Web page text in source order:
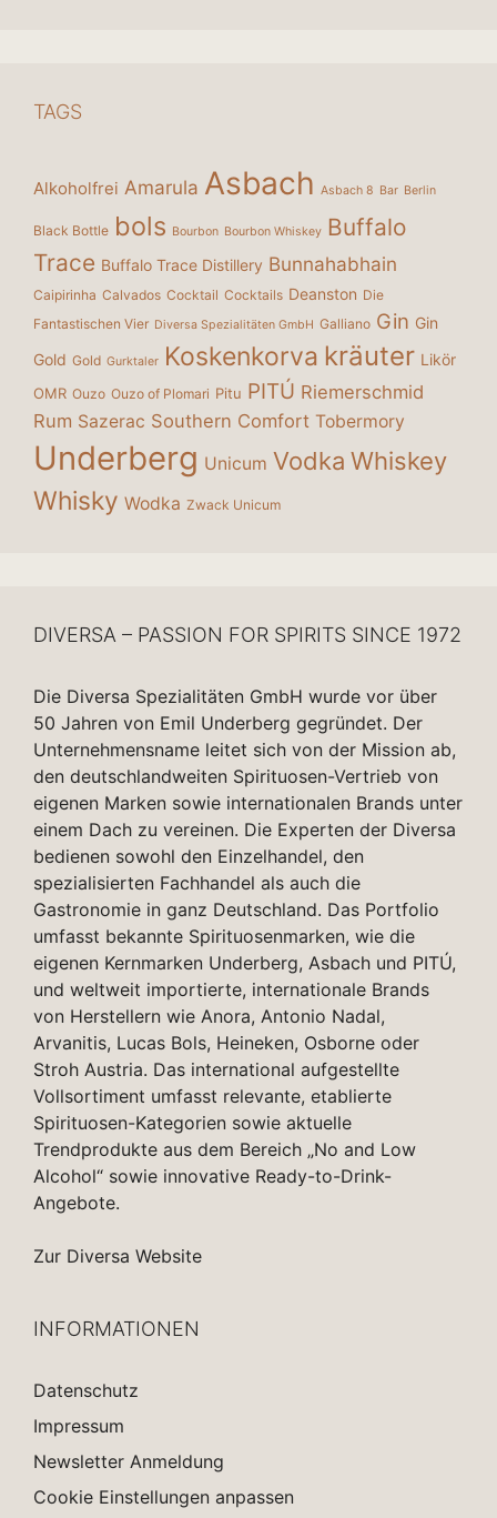
TAGS
Alkoholfrei Amarula Asbach Asbach 8 Bar Berlin
Black Bottle bols Bourbon Bourbon Whiskey Buffalo
Trace Buffalo Trace Distillery Bunnahabhain
Caipirinha Calvados Cocktail Cocktails Deanston Die
Fantastischen Vier Diversa Spezialitäten GmbH Galliano Gin Gin
Gold Gold Gurktaler Koskenkorva kräuter Likör
OMR Ouzo Ouzo of Plomari Pitu PITÚ Riemerschmid
Rum Sazerac Southern Comfort Tobermory
Underberg Unicum Vodka Whiskey
Whisky Wodka Zwack Unicum
DIVERSA – PASSION FOR SPIRITS SINCE 1972
Die Diversa Spezialitäten GmbH wurde vor über
50 Jahren von Emil Underberg gegründet. Der
Unternehmensname leitet sich von der Mission ab,
den deutschlandweiten Spirituosen-Vertrieb von
eigenen Marken sowie internationalen Brands unter
einem Dach zu vereinen. Die Experten der Diversa
bedienen sowohl den Einzelhandel, den
spezialisierten Fachhandel als auch die
Gastronomie in ganz Deutschland. Das Portfolio
umfasst bekannte Spirituosenmarken, wie die
eigenen Kernmarken Underberg, Asbach und PITÚ,
und weltweit importierte, internationale Brands
von Herstellern wie Anora, Antonio Nadal,
Arvanitis, Lucas Bols, Heineken, Osborne oder
Stroh Austria. Das international aufgestellte
Vollsortiment umfasst relevante, etablierte
Spirituosen-Kategorien sowie aktuelle
Trendprodukte aus dem Bereich „No and Low
Alcohol“ sowie innovative Ready-to-Drink-
Angebote.
Zur Diversa Website
INFORMATIONEN
Datenschutz
Impressum
Newsletter Anmeldung
Cookie Einstellungen anpassen